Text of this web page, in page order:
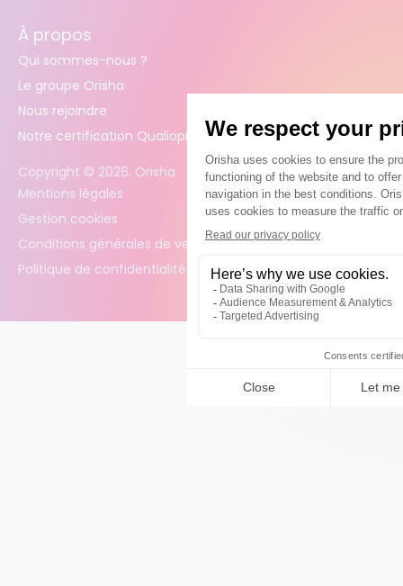
À propos
Qui sommes-nous ?
Le groupe Orisha
Nous rejoindre
Notre certification Qualiopi
Copyright © 2026. Orisha
Mentions légales
Gestion cookies
Conditions générales de vente
Politique de confidentialité des données